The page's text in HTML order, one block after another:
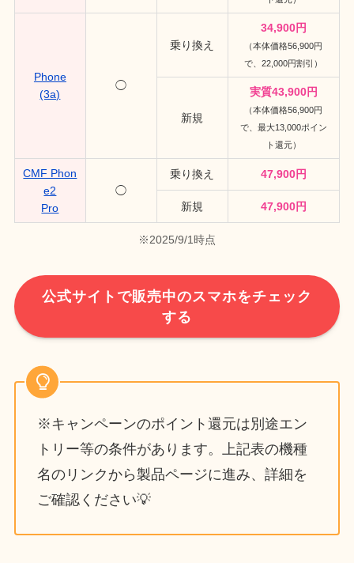
Phone
(3a)
◯
乗り換え
34,900円
（本体価格56,900円
で、22,000円割引）
新規
実質43,900円
（本体価格56,900円
で、最大13,000ポイン
ト還元）
CMF Phon
e2
Pro
◯
乗り換え 47,900円
新規 47,900円
※2025/9/1時点
公式サイトで販売中のスマホをチェック
する
※キャンペーンのポイント還元は別途エン
トリー等の条件があります。上記表の機種
名のリンクから製品ページに進み、詳細を
ご確認ください💡